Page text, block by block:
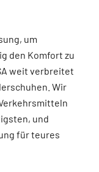
um
den Komfort zu
weit verbreitet
Wir
und
für teures